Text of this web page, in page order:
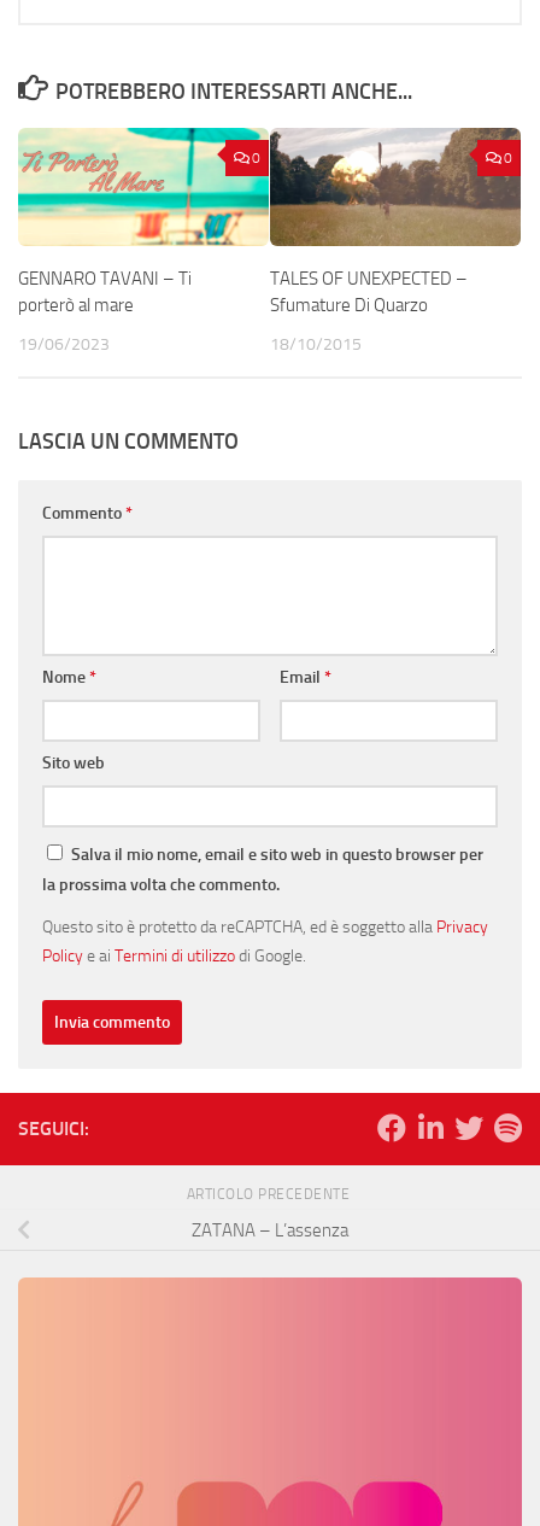
POTREBBERO INTERESSARTI ANCHE...
0
GENNARO TAVANI – Ti
porterò al mare
19/06/2023
0
TALES OF UNEXPECTED –
Sfumature Di Quarzo
18/10/2015
LASCIA UN COMMENTO
Commento*
Nome* Email *
Sito web
Salva il mio nome, email e sito web in questo browser per
la prossima volta che commento.
Questo sito è protetto da reCAPTCHA, ed è soggetto alla Privacy
Policye ai Termini di utilizzodi Google.
SEGUICI:
ARTICOLO PRECEDENTE
ZATANA – L’assenza